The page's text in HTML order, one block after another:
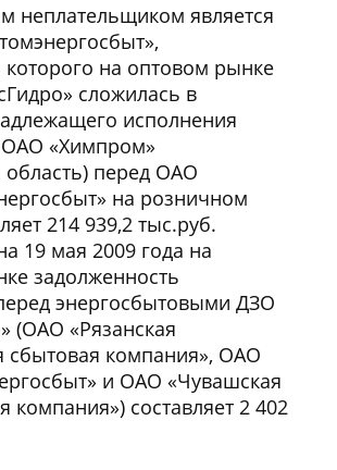
неплательщиком является
которого на оптовом рынке
сложилась в
исполнения
«Химпром»
область) перед ОАО
на розничном
214 939,2 тыс.руб.
19 мая 2009 года на
задолженность
энергосбытовыми ДЗО
(ОАО «Рязанская
сбытовая компания», ОАО
и ОАО «Чувашская
компания») составляет 2 402